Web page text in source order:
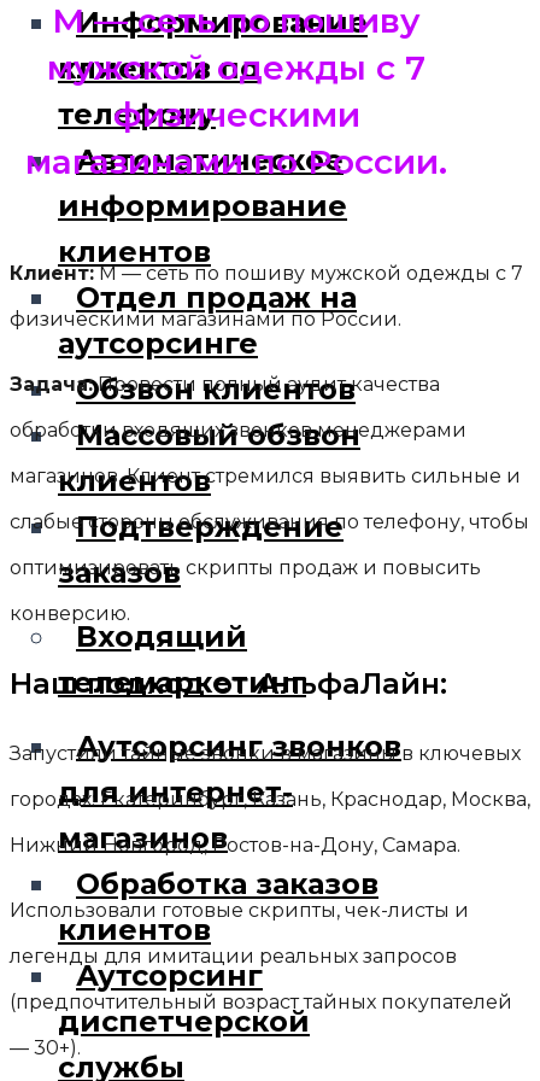
Информирование
клиентов по
телефону
Автоматическое
информирование
клиентов
Отдел продаж на
аутсорсинге
Обзвон клиентов
Массовый обзвон
клиентов
Подтверждение
заказов
Входящий
телемаркетинг
Аутсорсинг звонков
для интернет-
магазинов
Обработка заказов
клиентов
Аутсорсинг
диспетчерской
службы
M — сеть по пошиву
мужской одежды с 7
физическими
магазинами по России.
Клиент:M — сеть по пошиву мужской одежды с 7
физическими магазинами по России.
Задача:Провести полный аудит качества
обработки входящих звонков менеджерами
магазинов. Клиент стремился выявить сильные и
слабые стороны обслуживания по телефону, чтобы
оптимизировать скрипты продаж и повысить
конверсию.
Наш подход от АльфаЛайн:
Запустили тайные звонки в магазины в ключевых
городах: Екатеринбург, Казань, Краснодар, Москва,
Нижний Новгород, Ростов-на-Дону, Самара.
Использовали готовые скрипты, чек-листы и
легенды для имитации реальных запросов
(предпочтительный возраст тайных покупателей
— 30+).